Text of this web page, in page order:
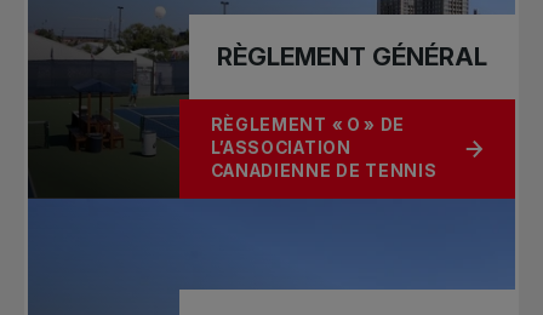
RÈGLEMENT GÉNÉRAL
RÈGLEMENT « O » DE
L’ASSOCIATION
CANADIENNE DE TENNIS
À PROPOS DE RÈGLEMENT